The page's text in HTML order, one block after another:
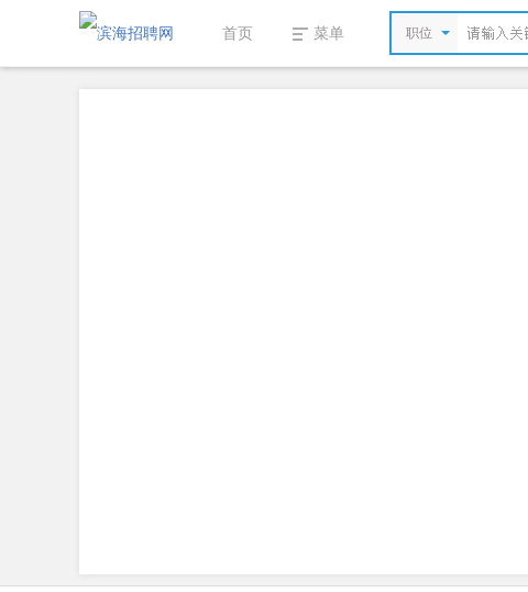
首页 菜单 职位